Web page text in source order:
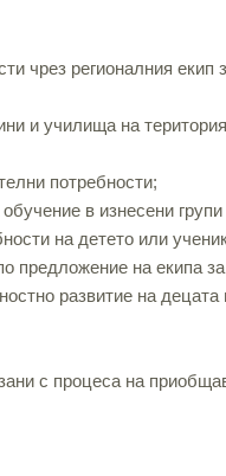
чрез регионалния екип
и училища на
потребности;
в изнесени
на детето или
предложение на екипа
развитие на децата
с процеса на